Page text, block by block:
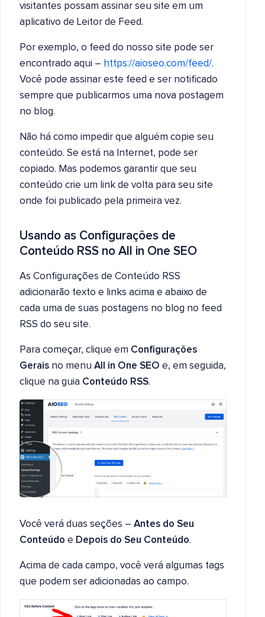
visitantes possam assinar seu site em um
aplicativo de Leitor de Feed.
Por exemplo, o feed do nosso site pode ser
encontrado aqui – https://aioseo.com/feed/.
Você pode assinar este feed e ser notificado
sempre que publicarmos uma nova postagem
no blog.
Não há como impedir que alguém copie seu
conteúdo. Se está na Internet, pode ser
copiado. Mas podemos garantir que seu
conteúdo crie um link de volta para seu site
onde foi publicado pela primeira vez.
Usando as Configurações de
Conteúdo RSS no All in One SEO
As Configurações de Conteúdo RSS
adicionarão texto e links acima e abaixo de
cada uma de suas postagens no blog no feed
RSS do seu site.
Para começar, clique em Configurações
Gerais no menu All in One SEO e, em seguida,
clique na guia Conteúdo RSS.
Você verá duas seções – Antes do Seu
Conteúdo e Depois do Seu Conteúdo.
Acima de cada campo, você verá algumas tags
que podem ser adicionadas ao campo.